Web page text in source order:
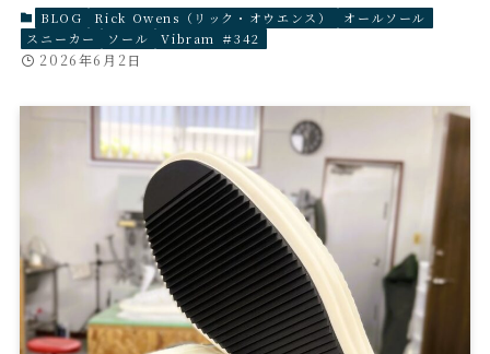
BLOG Rick Owens（リック・オウエンス）
オールソール
スニーカー
ソール Vibram ＃342
2026年6月2日